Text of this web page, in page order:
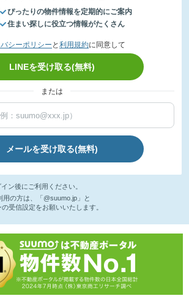
ぴったりの物件情報を定期的にご案内
住まい探しに役立つ情報がたくさん
シーポリシー と 利用規約に同意して
LINEを受け取る(無料)
または
メールを受け取る(無料)
ン後にご利用ください。
の方は、「@suumo.jp」と
受信設定をお願いいたします。